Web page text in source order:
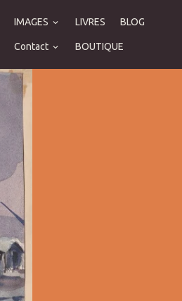
IMAGES LIVRES BLOG
Contact BOUTIQUE